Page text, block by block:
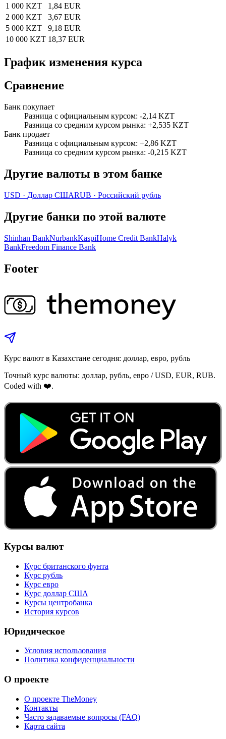
1 000 KZT
1,84 EUR
2 000 KZT
3,67 EUR
5 000 KZT
9,18 EUR
10 000 KZT 18,37 EUR
График изменения курса
Сравнение
Банк покупает
Разница с официальным курсом: -2,14 KZT
Разница со средним курсом рынка: +2,535 KZT
Банк продает
Разница с официальным курсом: +2,86 KZT
Разница со средним курсом рынка: -0,215 KZT
Другие валюты в этом банке
USD · Доллар СШАRUB · Российский рубль
Другие банки по этой валюте
Shinhan BankNurbankKaspiHome Credit BankHalyk
BankFreedom Finance Bank
Footer
Курс валют в Казахстане сегодня: доллар, евро, рубль
Точный курс валюты: доллар, рубль, евро / USD, EUR, RUB.
Coded with ❤️.
Курсы валют
Курс британского фунта
Курс рубль
Курс евро
Курс доллар США
Курсы центробанка
История курсов
Юридическое
Условия использования
Политика конфиденциальности
О проекте
О проекте TheMoney
Контакты
Часто задаваемые вопросы (FAQ)
Карта сайта